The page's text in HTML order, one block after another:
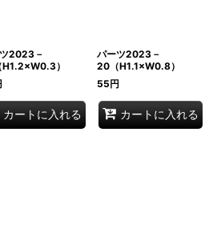
2023－
）
カートに入れる
パーツ2023－
20（H1.1×W0.8）
55円
カートに入れる